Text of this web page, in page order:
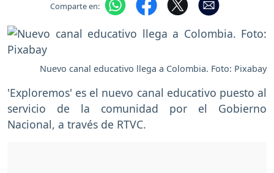
Comparte en:
Nuevo canal educativo llega a Colombia. Foto: Pixabay
'Exploremos' es el nuevo canal educativo puesto al
servicio de la comunidad por el Gobierno
Nacional, a través de RTVC.